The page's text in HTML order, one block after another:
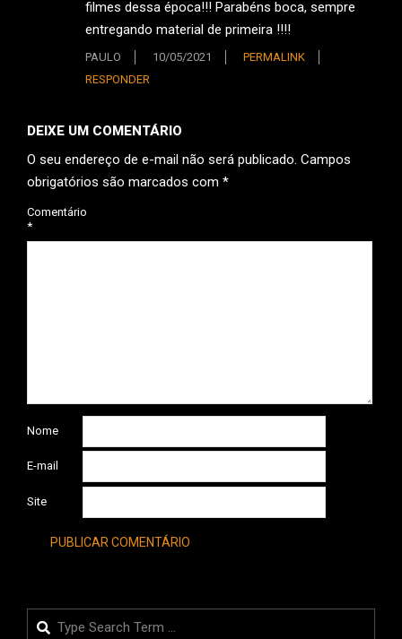
filmes dessa época!!! Parabéns boca, sempre
entregando material de primeira !!!!
PAULO 10/05/2021
PERMALINK
RESPONDER
DEIXE UM COMENTÁRIO
O seu endereço de e-mail não será publicado. Campos
obrigatórios são marcados com *
Comentário
*
Nome
E-mail
Site
Search